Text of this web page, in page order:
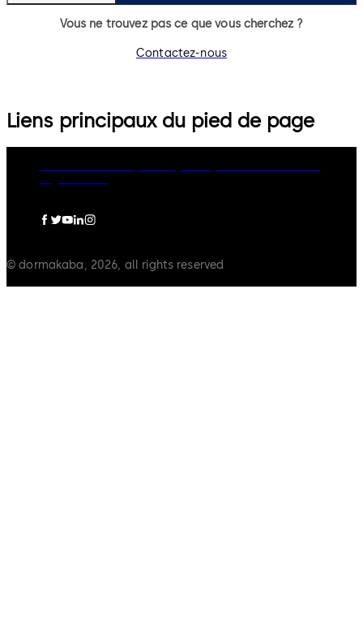
Vous ne trouvez pas ce que vous cherchez ?
Contactez-nous
Liens principaux du pied de page
© dormakaba, 2026, all rights reserved